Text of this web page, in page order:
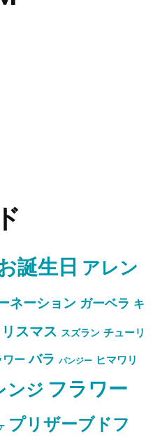
誕生日 アレン
ネーション ガーベラ キ
スマス スズラン チューリ
ワー バラ パンジー ヒマワリ
ンジ フラワー
プリザーブドフ